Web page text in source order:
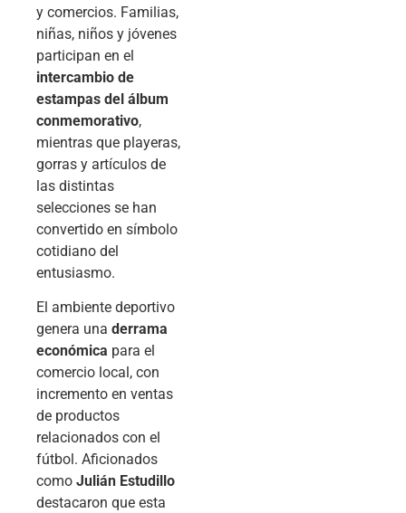
y comercios. Familias,
niñas, niños y jóvenes
participan en el
intercambio de
estampas del álbum
conmemorativo,
mientras que playeras,
gorras y artículos de
las distintas
selecciones se han
convertido en símbolo
cotidiano del
entusiasmo.
El ambiente deportivo
genera una derrama
económica para el
comercio local, con
incremento en ventas
de productos
relacionados con el
fútbol. Aficionados
como Julián Estudillo
destacaron que esta